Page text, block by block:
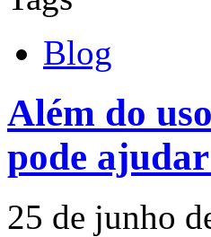
Blog
Além do
pode
25 de junho